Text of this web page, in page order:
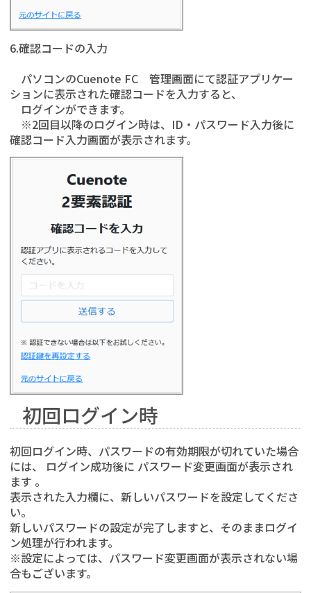
6.確認コードの入力
パソコンのCuenote FC 管理画面にて認証アプリケー
ションに表示された確認コードを入力すると、
ログインができます。
※2回目以降のログイン時は、ID・パスワード入力後に
確認コード入力画面が表示されます。
初回ログイン時
初回ログイン時、パスワードの有効期限が切れていた場合
には、 ログイン成功後に パスワード変更画面が表示され
ます 。
表示された入力欄に、新しいパスワードを設定してくださ
い。
新しいパスワードの設定が完了しますと、そのままログイ
ン処理が行われます。
※設定によっては、パスワード変更画面が表示されない場
合もございます。